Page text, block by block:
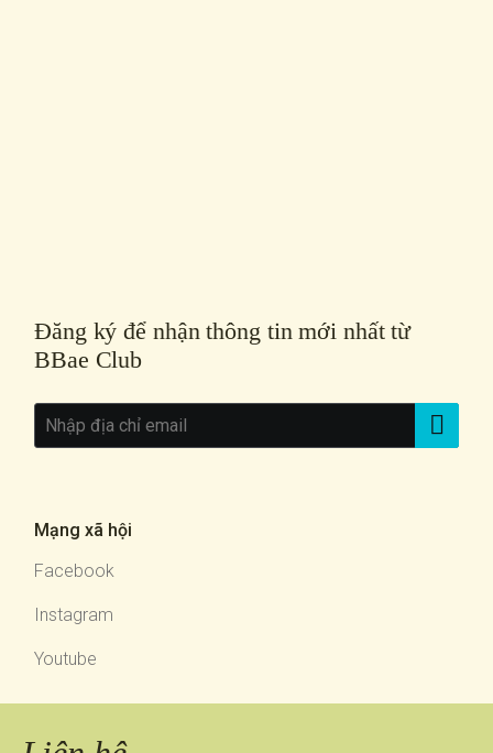
Đăng ký để nhận thông tin mới nhất từ
BBae Club
Mạng xã hội
Facebook
Instagram
Youtube